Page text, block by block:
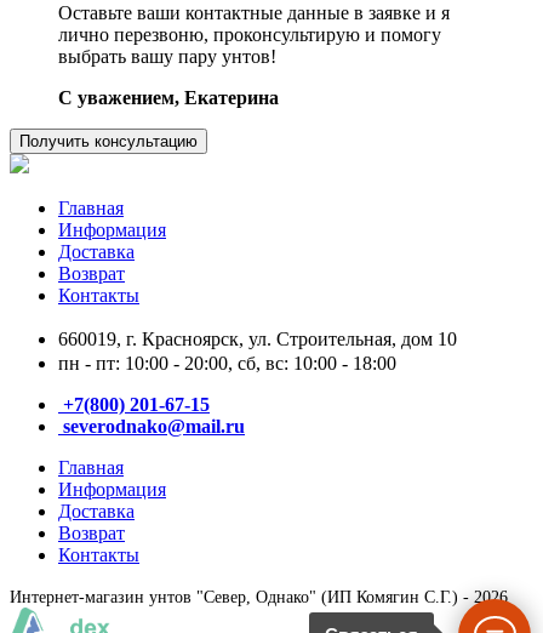
Оставьте ваши контактные данные в заявке и я
лично перезвоню, проконсультирую и помогу
выбрать вашу пару унтов!
C уважением, Екатерина
Получить консультацию
Главная
Информация
Доставка
Возврат
Контакты
660019, г. Красноярск, ул. Строительная, дом 10
пн - пт: 10:00 - 20:00, сб, вс: 10:00 - 18:00
+7(800) 201-67-15
severodnako@mail.ru
Главная
Информация
Доставка
Возврат
Контакты
Интернет-магазин унтов "Север, Однако" (ИП Комягин С.Г.) - 2026